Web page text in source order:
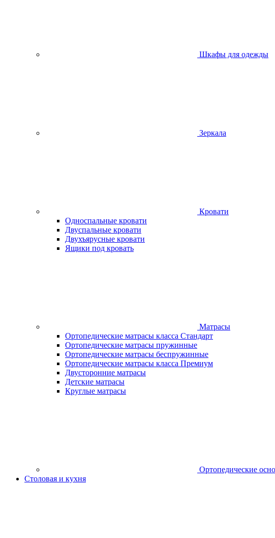
Шкафы для одежды
Зеркала
Кровати
Односпальные кровати
Двуспальные кровати
Двухъярусные кровати
Ящики под кровать
Матрасы
Ортопедические матрасы класса Стандарт
Ортопедические матрасы пружинные
Ортопедические матрасы беспружинные
Ортопедические матрасы класса Премиум
Двусторонние матрасы
Детские матрасы
Круглые матрасы
Ортопедические
Столовая и кухня